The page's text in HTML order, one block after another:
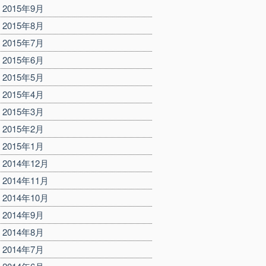
2015年9月
2015年8月
2015年7月
2015年6月
2015年5月
2015年4月
2015年3月
2015年2月
2015年1月
2014年12月
2014年11月
2014年10月
2014年9月
2014年8月
2014年7月